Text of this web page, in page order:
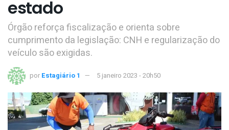
estado
Órgão reforça fiscalização e orienta sobre
cumprimento da legislação: CNH e regularização do
veículo são exigidas.
por Estagiário 1 5 janeiro 2023 - 20h50